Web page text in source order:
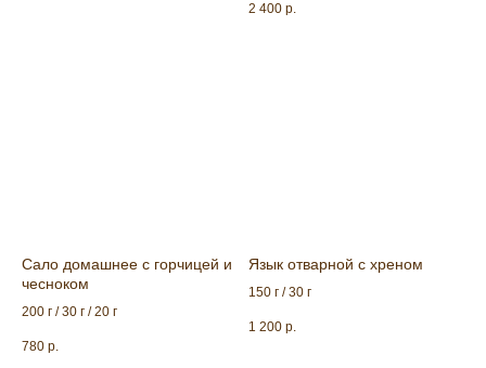
2 400 р.
Сало домашнее с горчицей и
чесноком
200 г / 30 г / 20 г
780 р.
Язык отварной с хреном
150 г / 30 г
1 200 р.